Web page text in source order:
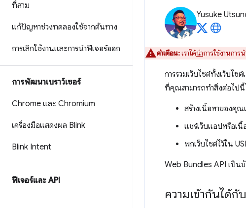
ที่สาม
แก้ปัญหาช่วงทดลองใช้จากต้นทาง
การเลิกใช้งานและการนำฟีเจอร์ออก
การพัฒนาเบราว์เซอร์
Chrome และ Chromium
เครื่องมือแสดงผล Blink
Blink Intent
ฟีเจอร์และ API
Yusuke
คำเตือน:เราได้นำการใช้งานกา
การรวมเว็บไซต์ทั้งเว็บไซ
ที่คุณสามารถทำสิ่งต่อไปนี้
สร้างเนื้อหาของคุณ
แชร์เว็บแอปหรือเ
พกเว็บไซต์ไว้ใน
Web Bundles API เป็น
ความเข้ากันได้กั